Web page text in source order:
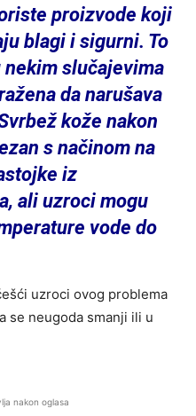
proizvode koji
blagi i sigurni. To
slučajevima
da narušava
kože nakon
s načinom na
iz
ali uzroci mogu
vode do
uzroci ovog problema
se neugoda smanji ili u
nakon oglasa